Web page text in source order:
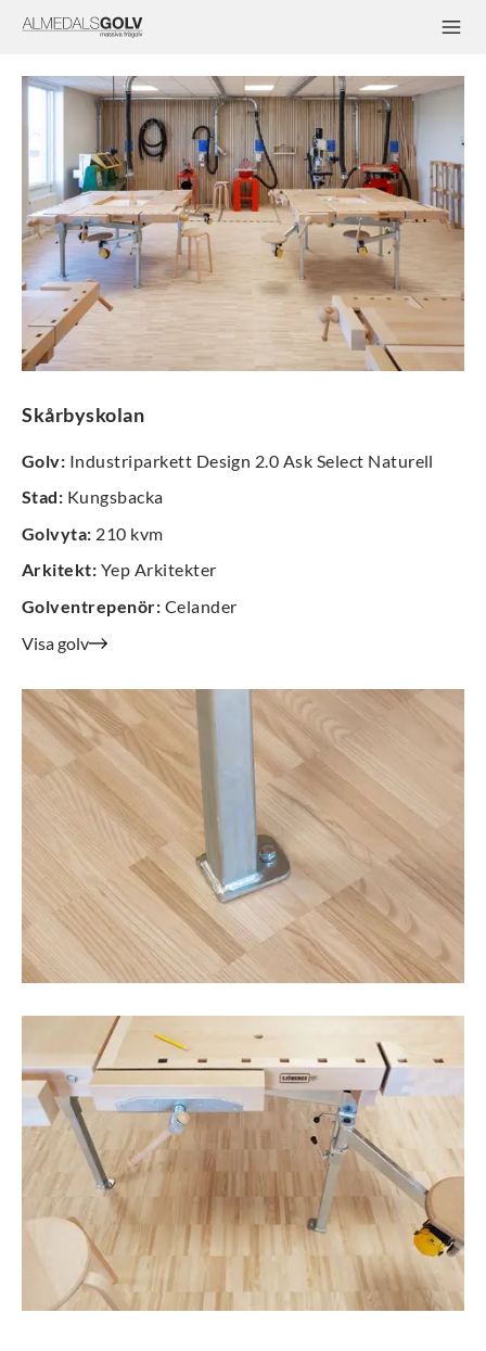
Skårbyskolan
Golv: Industriparkett Design 2.0 Ask Select Naturell
Stad: Kungsbacka
Golvyta: 210 kvm
Arkitekt: Yep Arkitekter
Golventrepenör: Celander
Visa golv